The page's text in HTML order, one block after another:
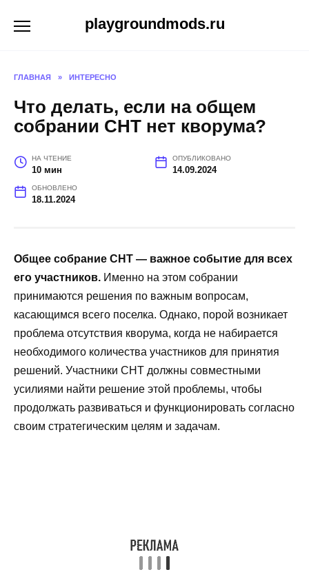
playgroundmods.ru
ГЛАВНАЯ » ИНТЕРЕСНО
Что делать, если на общем
собрании СНТ нет кворума?
НА ЧТЕНИЕ
10 мин
ОПУБЛИКОВАНО
14.09.2024
ОБНОВЛЕНО
18.11.2024
Общее собрание СНТ — важное событие для всех
его участников. Именно на этом собрании
принимаются решения по важным вопросам,
касающимся всего поселка. Однако, порой возникает
проблема отсутствия кворума, когда не набирается
необходимого количества участников для принятия
решений. Участники СНТ должны совместными
усилиями найти решение этой проблемы, чтобы
продолжать развиваться и функционировать согласно
своим стратегическим целям и задачам.